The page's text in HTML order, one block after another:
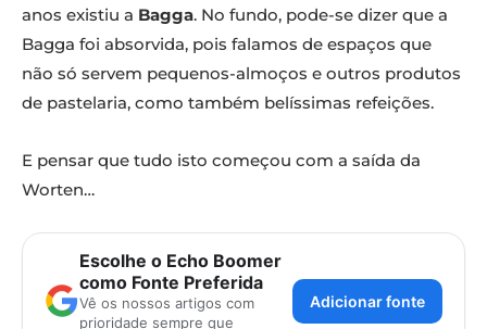
anos existiu a Bagga. No fundo, pode-se dizer que a
Bagga foi absorvida, pois falamos de espaços que
não só servem pequenos-almoços e outros produtos
de pastelaria, como também belíssimas refeições.
E pensar que tudo isto começou com a saída da
Worten…
Escolhe o Echo Boomer
como Fonte Preferida
Vê os nossos artigos com
prioridade sempre que
Adicionar fonte